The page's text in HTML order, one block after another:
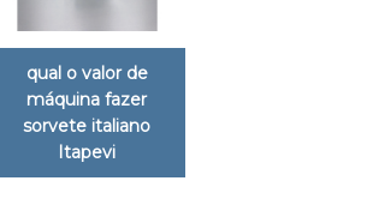
qual o valor de
máquina fazer
sorvete italiano
Itapevi